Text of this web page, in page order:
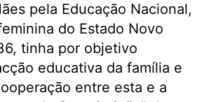
pela Educação Nacional,
do Estado Novo
tinha por objetivo
educativa da família e
entre esta e a